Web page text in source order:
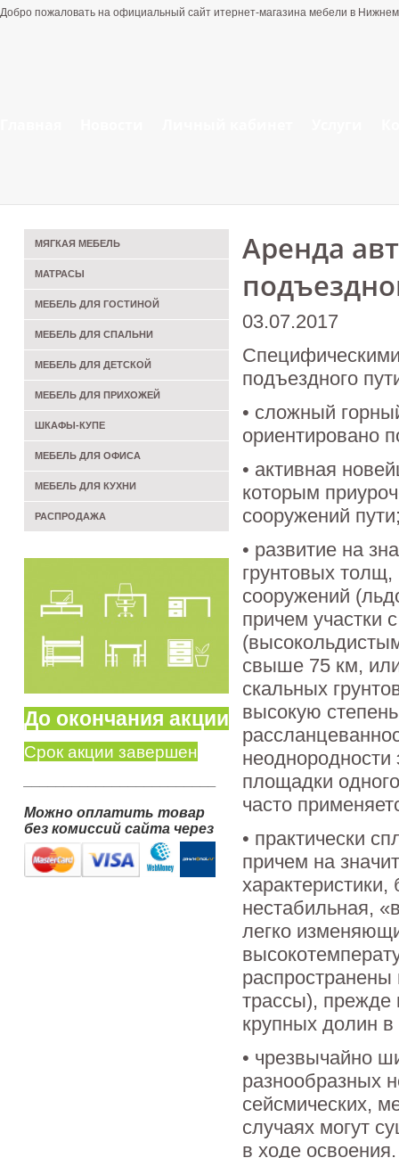
Добро пожаловать на официальный сайт итернет-магазина мебели в
Аренда
03.07.2017
подъездного
• сложный
ориентировано
• активная
которым
сооружений
• развитие на
грунтовых
сооружений
причем участки
свыше 75 км,
скальных
высокую
неоднородности
площадки
часто
• практически
причем на
нестабильная,
легко
трассы), прежде
крупных долин
• чрезвычайно
разнообразных
сейсмических,
случаях могут
в ходе
МЯГКАЯ МЕБЕЛЬ
МАТРАСЫ
МЕБЕЛЬ ДЛЯ ГОСТИНОЙ
МЕБЕЛЬ ДЛЯ СПАЛЬНИ
МЕБЕЛЬ ДЛЯ ДЕТСКОЙ
МЕБЕЛЬ ДЛЯ ПРИХОЖЕЙ
ШКАФЫ-КУПЕ
МЕБЕЛЬ ДЛЯ ОФИСА
МЕБЕЛЬ ДЛЯ КУХНИ
РАСПРОДАЖА
До окончания акции
Срок акции завершен
Можно оплатить товар
без комиссий сайта через